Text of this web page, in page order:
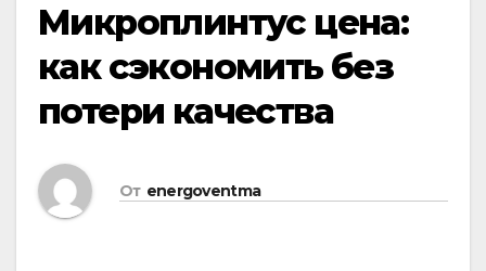
Микроплинтус цена:
как сэкономить без
потери качества
От energoventma